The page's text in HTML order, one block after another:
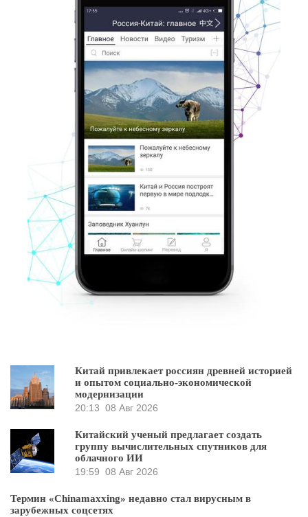
Китай привлекает россиян древней историей
и опытом социально-экономической
модернизации
20:13 08 Авг 2026
Китайский ученый предлагает создать
группу вычислительных спутников для
облачного ИИ
19:59 08 Авг 2026
Термин «Chinamaxxing» недавно стал вирусным в
зарубежных соцсетях